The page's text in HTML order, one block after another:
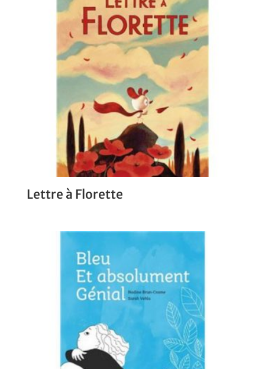
au
plus
ancien
Lettre à Florette